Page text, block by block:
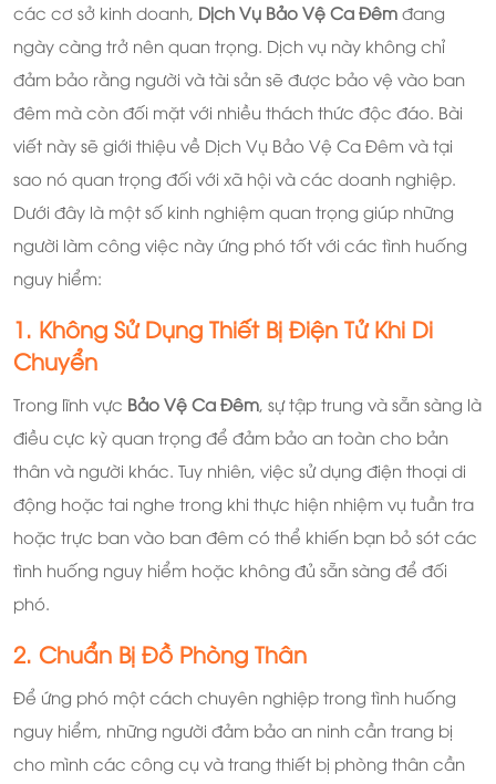
các cơ sở kinh doanh, Dịch Vụ Bảo Vệ Ca Đêm đang
ngày càng trở nên quan trọng. Dịch vụ này không chỉ
đảm bảo rằng người và tài sản sẽ được bảo vệ vào ban
đêm mà còn đối mặt với nhiều thách thức độc đáo. Bài
viết này sẽ giới thiệu về Dịch Vụ Bảo Vệ Ca Đêm và tại
sao nó quan trọng đối với xã hội và các doanh nghiệp.
Dưới đây là một số kinh nghiệm quan trọng giúp những
người làm công việc này ứng phó tốt với các tình huống
nguy hiểm:
1. Không Sử Dụng Thiết Bị Điện Tử Khi Di
Chuyển
Trong lĩnh vực Bảo Vệ Ca Đêm, sự tập trung và sẵn sàng là
điều cực kỳ quan trọng để đảm bảo an toàn cho bản
thân và người khác. Tuy nhiên, việc sử dụng điện thoại di
động hoặc tai nghe trong khi thực hiện nhiệm vụ tuần tra
hoặc trực ban vào ban đêm có thể khiến bạn bỏ sót các
tình huống nguy hiểm hoặc không đủ sẵn sàng để đối
phó.
2. Chuẩn Bị Đồ Phòng Thân
Để ứng phó một cách chuyên nghiệp trong tình huống
nguy hiểm, những người đảm bảo an ninh cần trang bị
cho mình các công cụ và trang thiết bị phòng thân cần